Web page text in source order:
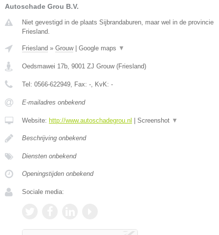
Autoschade Grou B.V.
Niet gevestigd in de plaats Sijbrandaburen, maar wel in de provincie
Friesland.
Friesland » Grouw| Google maps ▼
Oedsmawei 17b, 9001 ZJ Grouw(Friesland)
Tel: 0566-622949, Fax: -, KvK: -
E-mailadres onbekend
Website: http://www.autoschadegrou.nl Screenshot ▼
Beschrijving onbekend
Diensten onbekend
Openingstijden onbekend
Sociale media: